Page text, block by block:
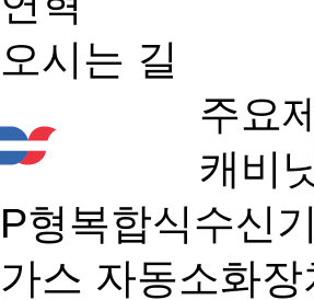
오시는 길
주요
캐비
P형복합식수신
가스 자동소화장